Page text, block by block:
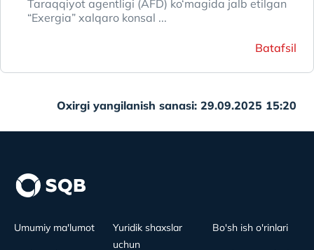
Taraqqiyot аgentligi (AFD) ko‘magida jalb etilgan
“Exergia” xalqaro konsal ...
Batafsil
Oxirgi yangilanish sanasi: 29.09.2025 15:20
Umumiy ma'lumot
Yuridik shaxslar
uchun
Bo'sh ish o'rinlari